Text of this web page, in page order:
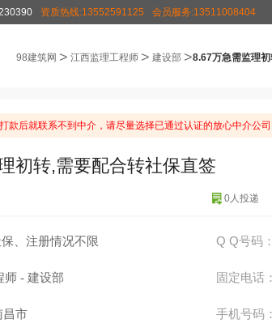
资质热线:13552591125 会员服务:13511008404
98建筑网 > 江西监理工程师 > 建设部 >8.67万急需监理
后就联系不到中介，请尽量选择已通过认证的放心中介公司
初转,需要配合转社保直签
0人投递
、注册情况不限
师 - 建设部
昌市
Q Q号码：
固定电话：
手机号码：